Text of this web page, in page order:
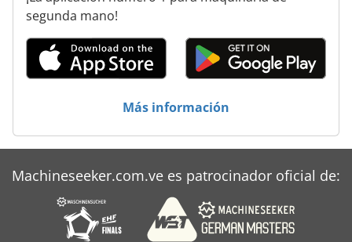
segunda mano!
Más información
Machineseeker.com.ve es patrocinador oficial de: